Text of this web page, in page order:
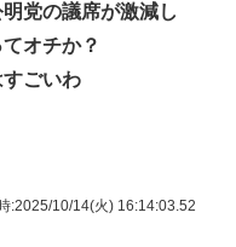
党の議席が激減し
オチか？
ごいわ
:2025/10/14(火) 16:14:03.52